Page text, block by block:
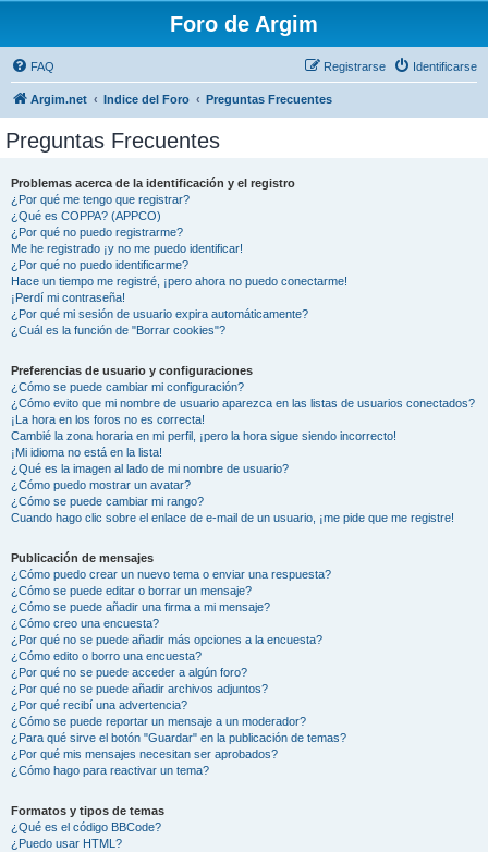
Foro de Argim
FAQ Identificarse
Registrarse
Argim.net Indice del Foro Preguntas Frecuentes
Preguntas Frecuentes
Problemas acerca de la identificación y el registro
¿Por qué me tengo que registrar?
¿Qué es COPPA? (APPCO)
¿Por qué no puedo registrarme?
Me he registrado ¡y no me puedo identificar!
¿Por qué no puedo identificarme?
Hace un tiempo me registré, ¡pero ahora no puedo conectarme!
¡Perdí mi contraseña!
¿Por qué mi sesión de usuario expira automáticamente?
¿Cuál es la función de "Borrar cookies"?
Preferencias de usuario y configuraciones
¿Cómo se puede cambiar mi configuración?
¿Cómo evito que mi nombre de usuario aparezca en las listas de usuarios conectados?
¡La hora en los foros no es correcta!
Cambié la zona horaria en mi perfil, ¡pero la hora sigue siendo incorrecto!
¡Mi idioma no está en la lista!
¿Qué es la imagen al lado de mi nombre de usuario?
¿Cómo puedo mostrar un avatar?
¿Cómo se puede cambiar mi rango?
Cuando hago clic sobre el enlace de e-mail de un usuario, ¡me pide que me registre!
Publicación de mensajes
¿Cómo puedo crear un nuevo tema o enviar una respuesta?
¿Cómo se puede editar o borrar un mensaje?
¿Cómo se puede añadir una firma a mi mensaje?
¿Cómo creo una encuesta?
¿Por qué no se puede añadir más opciones a la encuesta?
¿Cómo edito o borro una encuesta?
¿Por qué no se puede acceder a algún foro?
¿Por qué no se puede añadir archivos adjuntos?
¿Por qué recibí una advertencia?
¿Cómo se puede reportar un mensaje a un moderador?
¿Para qué sirve el botón "Guardar" en la publicación de temas?
¿Por qué mis mensajes necesitan ser aprobados?
¿Cómo hago para reactivar un tema?
Formatos y tipos de temas
¿Qué es el código BBCode?
¿Puedo usar HTML?